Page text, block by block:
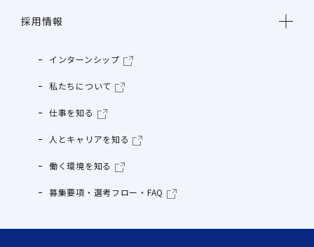
採用情報
インターンシップ
私たちについて
仕事を知る
人とキャリアを知る
働く環境を知る
募集要項・選考フロー・FAQ